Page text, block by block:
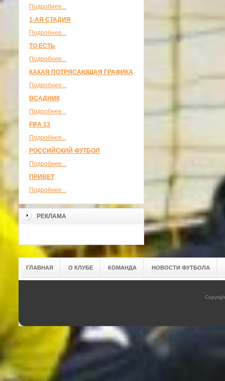
Подробнее...
1-АЯ СТАДИЯ
Подробнее...
ТО ЕСТЬ
Подробнее...
КАКАЯ ПОТРЯСАЮЩАЯ ГРАФИКА
Подробнее...
ВСАДНИК
Подробнее...
FIFA 13
Подробнее...
РОССИЙСКИЙ ФУТБОЛ
Подробнее...
ПРИВЕТ
Подробнее...
РЕКЛАМА
ГЛАВНАЯ О КЛУБЕ КОМАНДА НОВОСТИ ФУТБОЛА